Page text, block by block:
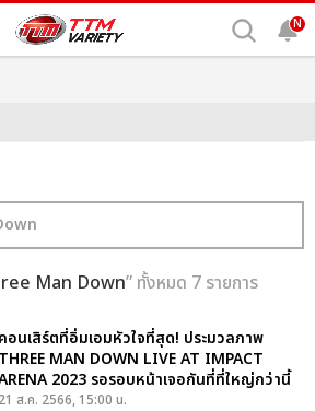
N
Man Down” ทั้งหมด 7 รายการ
คอนเสิร์ตที่อิ่มเอมหัวใจที่สุด! ประมวลภาพ
THREE MAN DOWN LIVE AT IMPACT
2023 รอรอบหน้าเจอกันที่ที่ใหญ่กว่านี้
21 ส.ค. 2566, 15:00 น.